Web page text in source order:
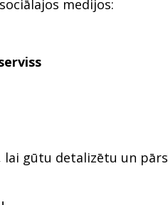
medijos:
lai gūtu detalizētu un